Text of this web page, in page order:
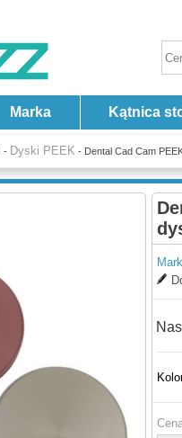
Marka Kątnica
- Dyski PEEK - Dental Cad Cam